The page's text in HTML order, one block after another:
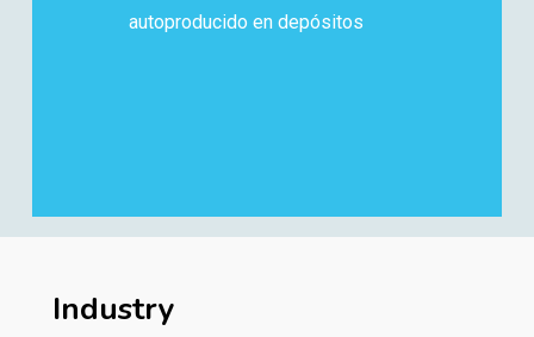
autoproducido en depósitos
Industry